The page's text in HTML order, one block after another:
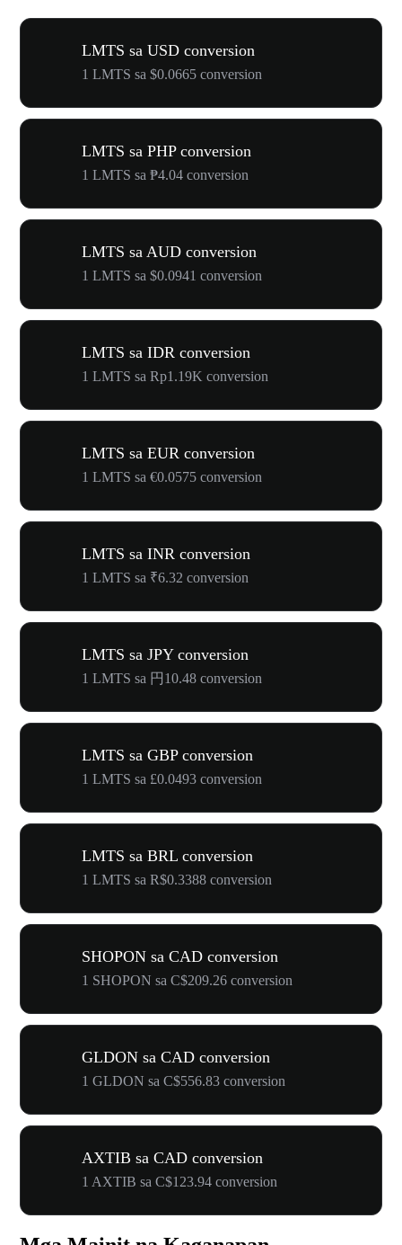
LMTS sa USD conversion
1 LMTS sa $0.0665 conversion
LMTS sa PHP conversion
1 LMTS sa ₱4.04 conversion
LMTS sa AUD conversion
1 LMTS sa $0.0941 conversion
LMTS sa IDR conversion
1 LMTS sa Rp1.19K conversion
LMTS sa EUR conversion
1 LMTS sa €0.0575 conversion
LMTS sa INR conversion
1 LMTS sa ₹6.32 conversion
LMTS sa JPY conversion
1 LMTS sa 円10.48 conversion
LMTS sa GBP conversion
1 LMTS sa £0.0493 conversion
LMTS sa BRL conversion
1 LMTS sa R$0.3388 conversion
SHOPON sa CAD conversion
1 SHOPON sa C$209.26 conversion
GLDON sa CAD conversion
1 GLDON sa C$556.83 conversion
AXTIB sa CAD conversion
1 AXTIB sa C$123.94 conversion